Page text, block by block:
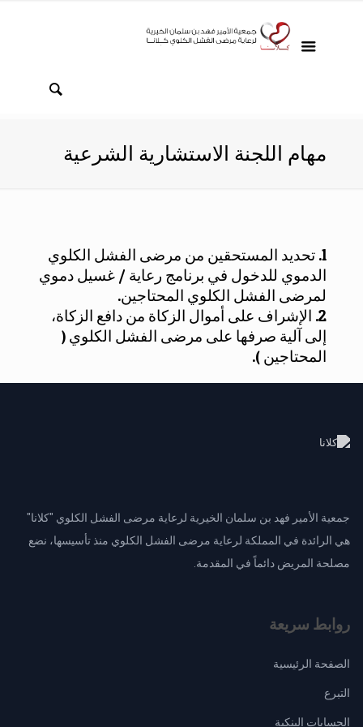
مهام اللجنة الاستشارية الشرعية
1. تحديد المستحقين من مرضى الفشل الكلوي
الدموي للدخول في برنامج رعاية / غسيل دموي
لمرضى الفشل الكلوي المحتاجين.
2. الإشراف على أموال الزكاة من دافع الزكاة،
إلى آلية صرفها على مرضى الفشل الكلوي (
المحتاجين ).
جمعية الأمير فهد بن سلمان الخيرية لرعاية مرضى الفشل الكلوي "كلانا"
هي الرائدة في المملكة لرعاية مرضى الفشل الكلوي منذ تأسيسها، نضع
مصلحة المريض دائماً في المقدمة.
روابط سريعة
الصفحة الرئيسية
التبرع
الحسابات البنكية